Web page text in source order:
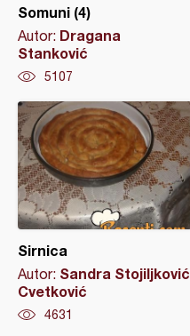
Somuni (4)
Autor: Dragana
Stanković
5107
Sirnica
Autor: Sandra Stojiljković
Cvetković
4631